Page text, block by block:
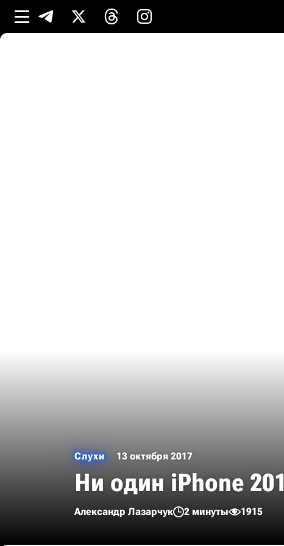
Слухи 13 октября 2017
Ни один iPhone
Александр Лазарчук 2 минуты 1915